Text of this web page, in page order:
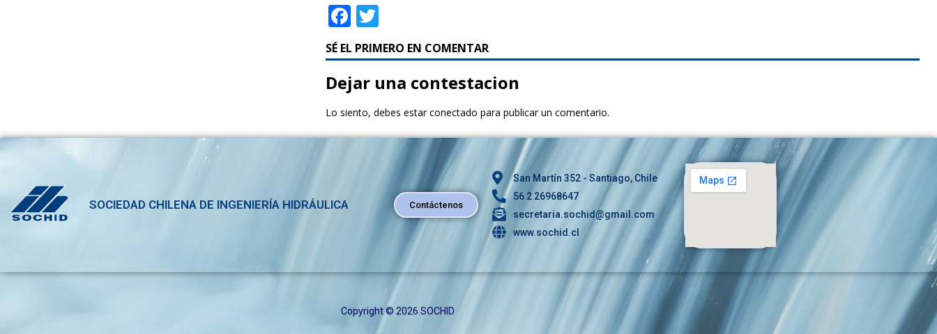
F
a
c
e
b
o
w
it
te
r
SÉ EL PRIMERO EN COMENTAR
Dejar una contestacion
Lo siento, debes estarconectado para publicar un comentario.
SOCIEDAD CHILENA DE INGENIERÍA HIDRÁULICA Contáctenos
San Martín 352 - Santiago, Chile
56 2 26968647
secretaria.sochid@gmail.com
www.sochid.cl
Copyright © 2026 SOCHID